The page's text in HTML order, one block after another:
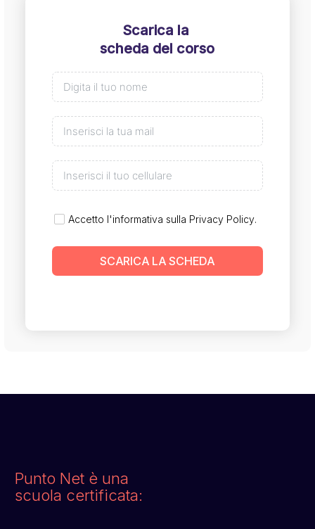
Scarica la
scheda del corso
Accetto l'informativa sulla Privacy Policy.
SCARICA LA SCHEDA
Punto Net è una
scuola certificata: